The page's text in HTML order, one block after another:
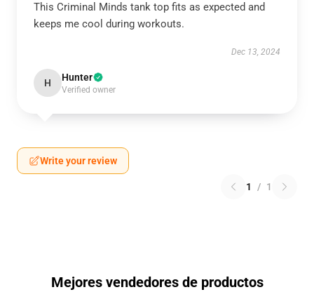
This Criminal Minds tank top fits as expected and
keeps me cool during workouts.
Dec 13, 2024
H Hunter
Verified owner
Write your review
1 / 1
Mejores vendedores de productos